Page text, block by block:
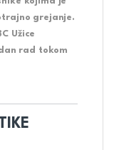
grejanje.
Užice
rad tokom